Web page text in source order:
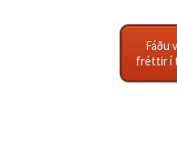
Fáðu
fréttir í